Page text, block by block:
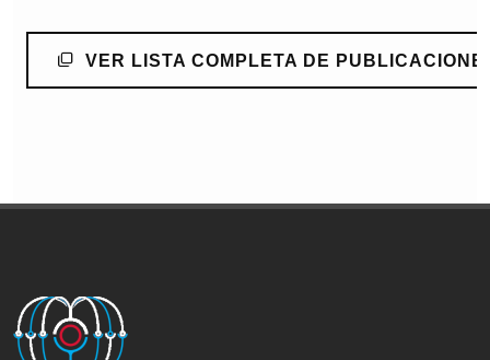
VER LISTA COMPLETA DE